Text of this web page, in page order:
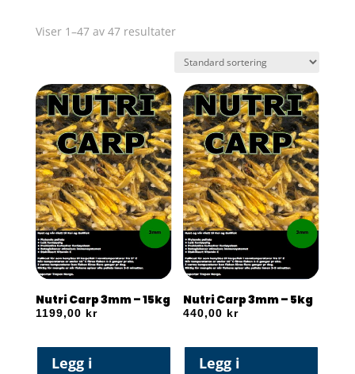
Viser 1–47 av 47 resultater
Nutri Carp 3mm – 15kg
1199,00 kr
Legg i
Nutri Carp 3mm – 5kg
440,00 kr
Legg i